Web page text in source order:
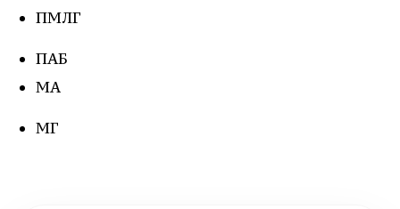
ПМЛГ
ПАБ
МА
МГ
Узнайте наличие
продукции на складе
продукции или оперативно получите